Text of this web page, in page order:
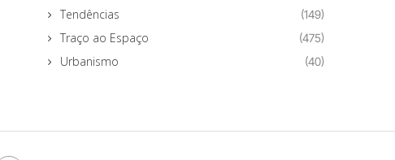
Tendências (149)
Traço ao Espaço (475)
Urbanismo (40)